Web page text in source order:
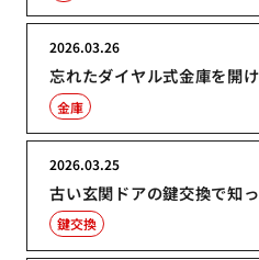
忘れたダイヤル式金庫を開
2026.03.26
金庫
古い玄関ドアの鍵交換で知
2026.03.25
鍵交換